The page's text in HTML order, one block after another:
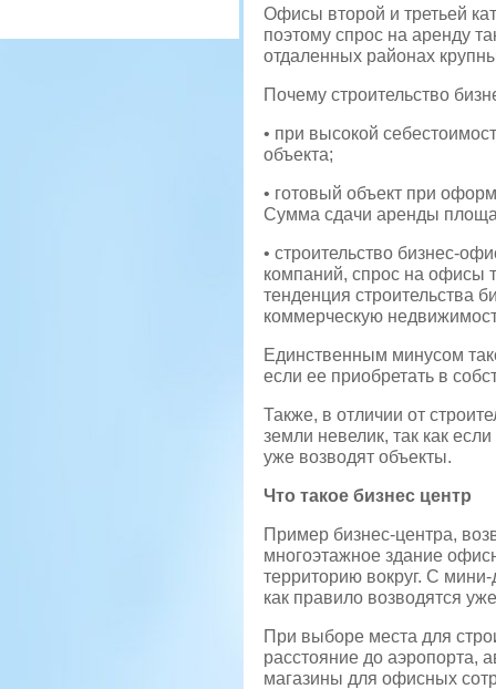
Офисы второй и третьей
поэтому спрос на аренду
отдаленных районах
Почему строительство
• при высокой
объекта;
• готовый объект при
Сумма сдачи аренды
• строительство бизнес-
компаний, спрос на офисы
тенденция строительства
коммерческую
Единственным минусом
если ее приобретать в
Также, в отличии от
земли невелик, так как
уже возводят объекты.
Что такое бизнес центр
Пример бизнес-центра,
многоэтажное здание
территорию вокруг. С
как правило возводятся
При выборе места для
расстояние до аэропорта,
магазины для офисных